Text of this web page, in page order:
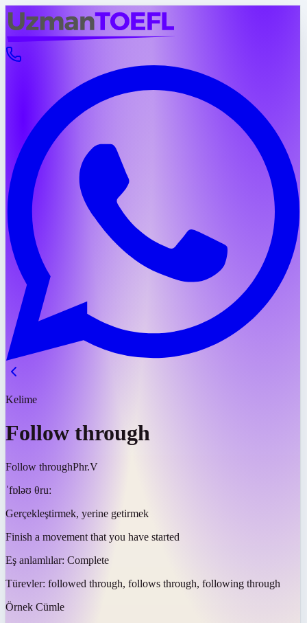
Kelime
Follow through
Follow throughPhr.V
ˈfɒləʊ θruː
Gerçekleştirmek, yerine getirmek
Finish a movement that you have started
Eş anlamlılar: Complete
Türevler: followed through, follows through, following through
Örnek Cümle